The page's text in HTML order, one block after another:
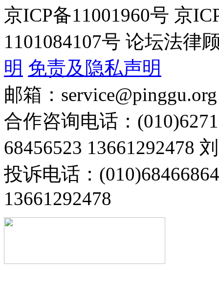
京ICP备11001960号 京
1101084107号 论坛法律
明 免责及隐私声明
邮箱：service@pinggu.org
合作咨询电话：
68456523 13661292478
投诉电话：
13661292478